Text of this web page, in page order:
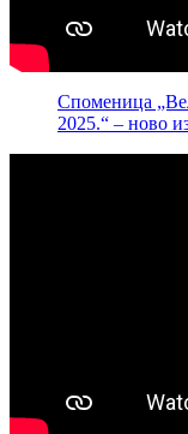
Споменица
2025.“ – ново